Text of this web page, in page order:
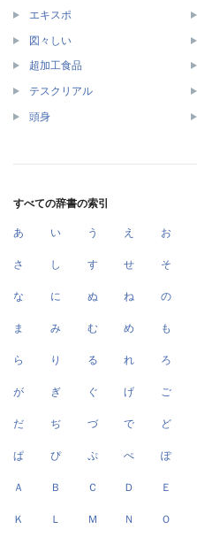
エキスポ
図々しい
超加工食品
テスクリアル
頭身
すべての辞書の索引
あ い う え お
さ し す せ そ
な に ぬ ね の
ま み む め も
ら り る れ ろ
が ぎ ぐ げ ご
だ ぢ づ で ど
ぱ ぴ ぷ ぺ ぽ
Ａ Ｂ Ｃ Ｄ Ｅ
Ｋ Ｌ Ｍ Ｎ Ｏ